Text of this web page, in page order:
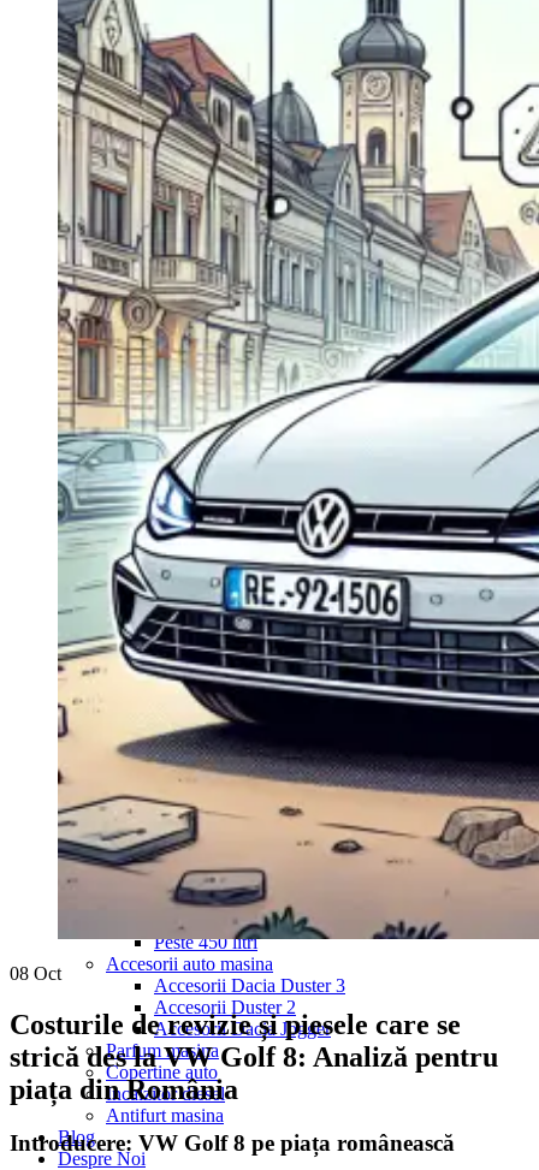
Navigatie Audi A4 B6
Navigatie Audi A4 B7
Navigatie Audi A4 B8
Navigatie Audi A5
Navigatie Audi A6 C5
Navigatie Audi A6 C6
Navigatie Audi A6 C7
Navigatie Audi Q5
Ford
Navigație Ford Fiesta
Navigație Ford Focus 1
Navigație Ford Focus 2
Navigație Ford Focus MK3
Navigație Ford Mondeo MK3
Navigație Ford Mondeo MK4
Navigație Ford Transit
Mercedes
Navigație Mercedes C Class W203
Navigație Mercedes C Class W204
Navigație Mercedes W203
Navigație Mercedes W204
Navigație Mercedes W211
Navigație Mercedes Sprinter
Passat
Navigație Passat B5
Navigație Passat B5 5
Navigație Passat B6
Navigație Passat B7
Navigație Passat B8
Navigație Passat CC
Skoda
Navigație Skoda Fabia 1
Navigație Skoda Fabia 2
Navigație Skoda Octavia 1
Navigație Skoda Octavia 2
Navigație Skoda Octavia 3
Navigație Skoda Rapid
Navigație Skoda Superb 1
Navigație Skoda Superb 2
Navigație Toyota Avensis T25
Portbagaj Plafon Auto
Sub 350 Litri
Peste 350 Litri
Peste 450 litri
Accesorii auto masina
Accesorii Dacia Duster 3
Accesorii Duster 2
Accesorii Dacia Jogger
Parfum masina
Copertine auto
Incalzitor diesel
Antifurt masina
Blog
Despre Noi
08 Oct
Costurile de revizie și piesele care se
strică des la VW Golf 8: Analiză pentru
piața din România
Introducere: VW Golf 8 pe piața românească